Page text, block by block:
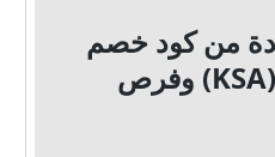
من كود خصم
متجر حسون رمز (KSA) وفرص